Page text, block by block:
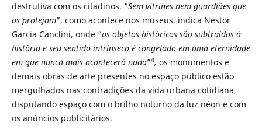
destrutiva com os citadinos. “Sem vitrines nem guardiães que
os protejam”, como acontece nos museus, indica Nestor
Garcia Canclini, onde “os objetos históricos são subtraídos à
história e seu sentido intrínseco é congelado em uma eternidade
em que nunca mais acontecerá nada”4, os monumentos e
demais obras de arte presentes no espaço público estão
mergulhados nas contradições da vida urbana cotidiana,
disputando espaço com o brilho noturno da luz néon e com
os anúncios publicitários.